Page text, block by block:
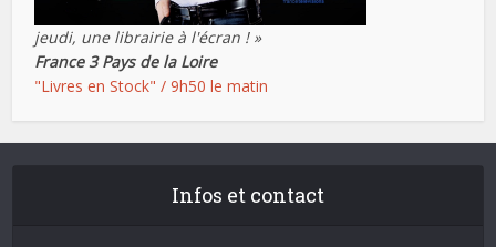
jeudi, une librairie à l'écran ! »
France 3 Pays de la Loire
"Livres en Stock" / 9h50 le matin
Infos et contact